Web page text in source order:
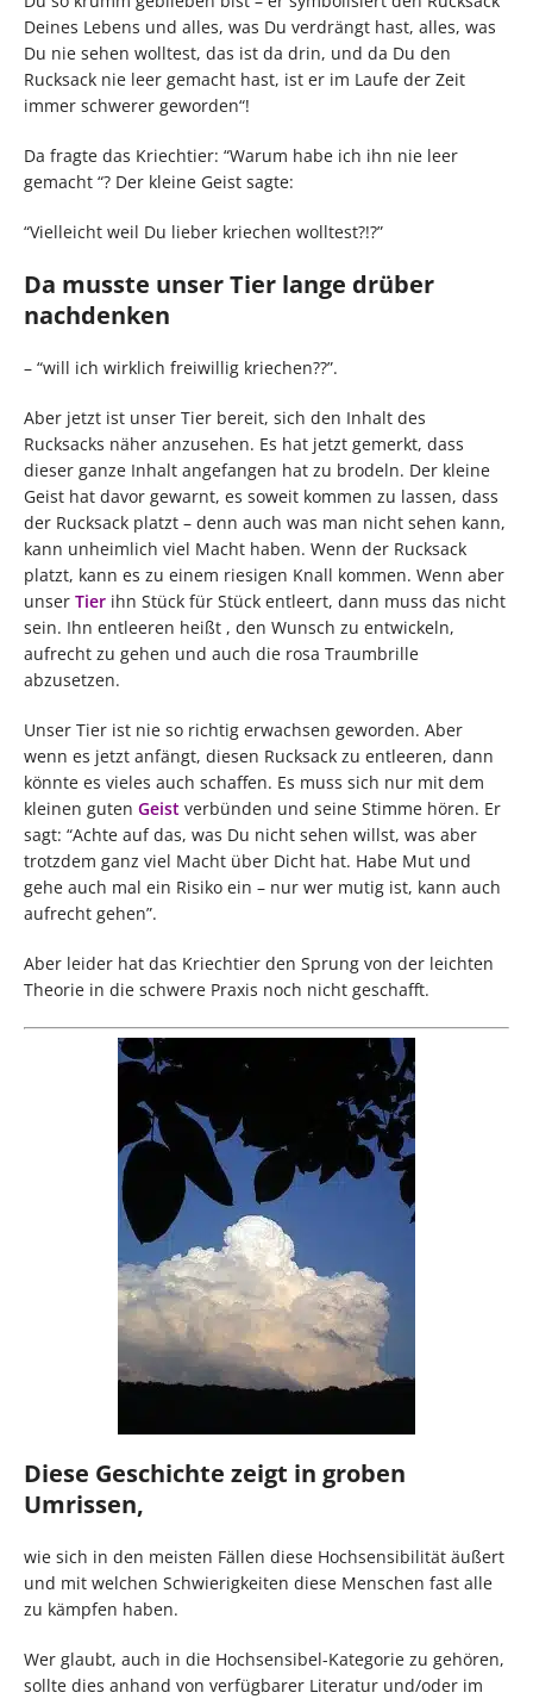
Deines Lebens und alles, was Du verdrängt hast, alles, was
Du nie sehen wolltest, das ist da drin, und da Du den
Rucksack nie leer gemacht hast, ist er im Laufe der Zeit
immer schwerer geworden“!
Da fragte das Kriechtier: “Warum habe ich ihn nie leer
gemacht “? Der kleine Geist sagte:
“Vielleicht weil Du lieber kriechen wolltest?!?”
Da musste unser Tier lange drüber
nachdenken
– “will ich wirklich freiwillig kriechen??”.
Aber jetzt ist unser Tier bereit, sich den Inhalt des
Rucksacks näher anzusehen. Es hat jetzt gemerkt, dass
dieser ganze Inhalt angefangen hat zu brodeln. Der kleine
Geist hat davor gewarnt, es soweit kommen zu lassen, dass
der Rucksack platzt – denn auch was man nicht sehen kann,
kann unheimlich viel Macht haben. Wenn der Rucksack
platzt, kann es zu einem riesigen Knall kommen. Wenn aber
unser Tier ihn Stück für Stück entleert, dann muss das nicht
sein. Ihn entleeren heißt , den Wunsch zu entwickeln,
aufrecht zu gehen und auch die rosa Traumbrille
abzusetzen.
Unser Tier ist nie so richtig erwachsen geworden. Aber
wenn es jetzt anfängt, diesen Rucksack zu entleeren, dann
könnte es vieles auch schaffen. Es muss sich nur mit dem
kleinen guten Geist verbünden und seine Stimme hören. Er
sagt: “Achte auf das, was Du nicht sehen willst, was aber
trotzdem ganz viel Macht über Dicht hat. Habe Mut und
gehe auch mal ein Risiko ein – nur wer mutig ist, kann auch
aufrecht gehen”.
Aber leider hat das Kriechtier den Sprung von der leichten
Theorie in die schwere Praxis noch nicht geschafft.
Diese Geschichte zeigt in groben
Umrissen,
wie sich in den meisten Fällen diese Hochsensibilität äußert
und mit welchen Schwierigkeiten diese Menschen fast alle
zu kämpfen haben.
Wer glaubt, auch in die Hochsensibel-Kategorie zu gehören,
sollte dies anhand von verfügbarer Literatur und/oder im